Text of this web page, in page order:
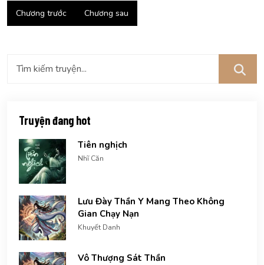
Chương trước Chương sau
Truyện đang hot
Tiên nghịch
Nhĩ Căn
Lưu Đày Thần Y Mang Theo Không
Gian Chạy Nạn
Khuyết Danh
Vô Thượng Sát Thần